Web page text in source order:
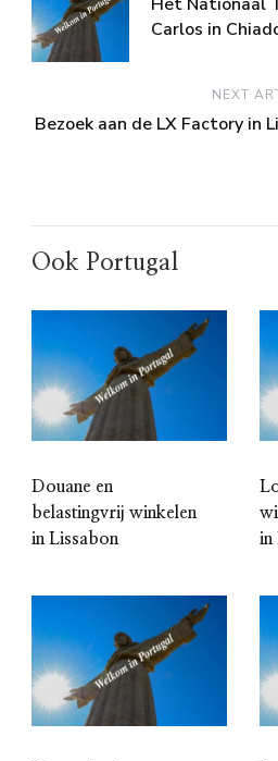
Carlos in
NEXT
Bezoek aan de LX Factory in
Ook Portugal
Douane en
belastingvrij winkelen
in Lissabon
in